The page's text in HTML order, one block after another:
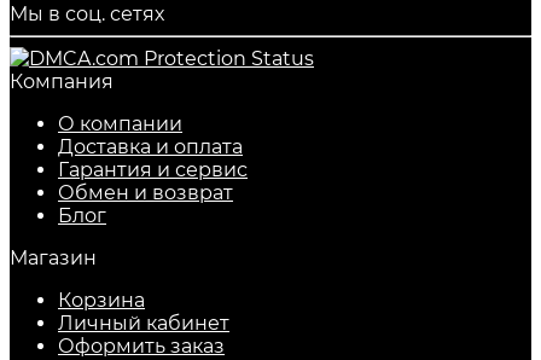
Мы в соц. сетях
Компания
О компании
Доставка и оплата
Гарантия и сервис
Обмен и возврат
Блог
Магазин
Корзина
Личный кабинет
Оформить заказ